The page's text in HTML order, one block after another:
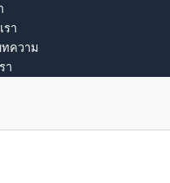
รา
ความ
า